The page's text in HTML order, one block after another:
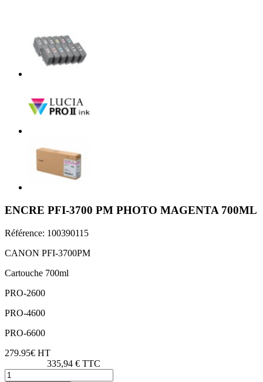
ENCRE PFI-3700 PM PHOTO MAGENTA 700ML
Référence: 100390115
CANON PFI-3700PM
Cartouche 700ml
PRO-2600
PRO-4600
PRO-6600
279.95€ HT
335,94 € TTC